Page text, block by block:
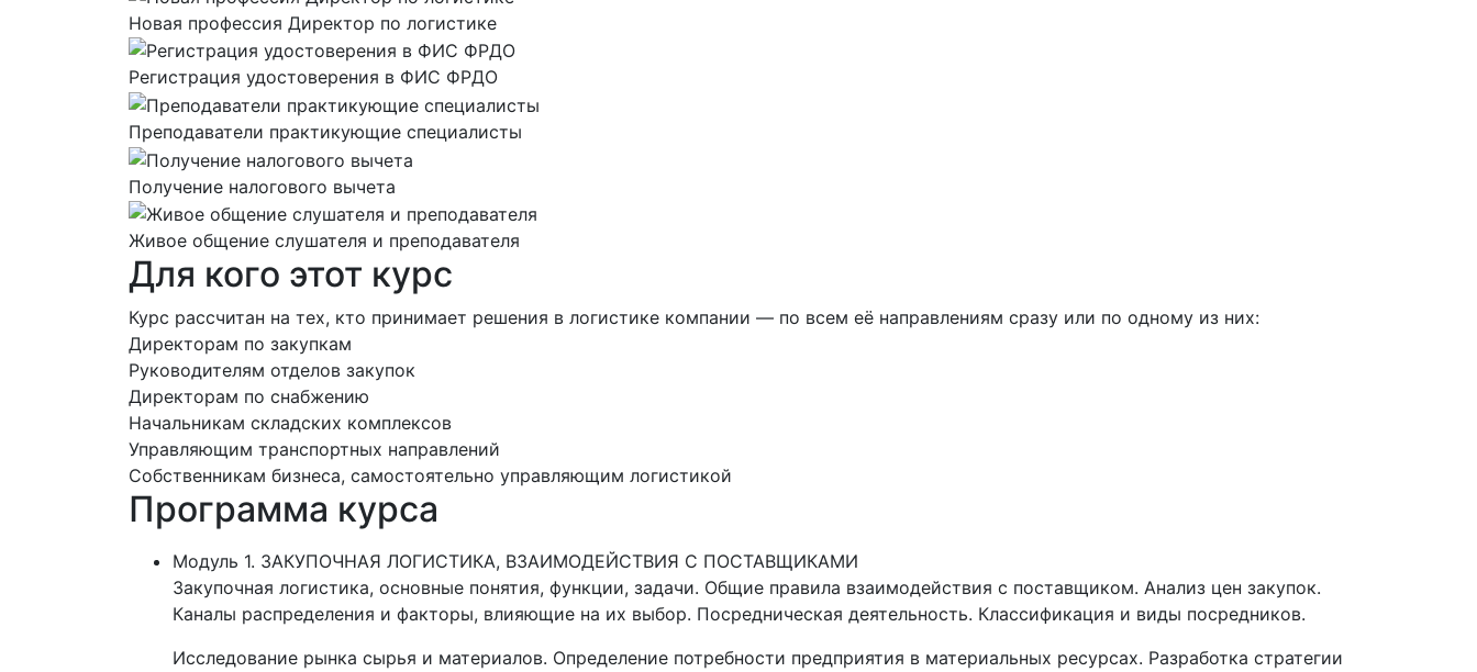
Новая профессия Директор по логистике
Регистрация удостоверения в ФИС ФРДО
Преподаватели практикующие специалисты
Получение налогового вычета
Живое общение слушателя и преподавателя
Для кого этот курс
Курс рассчитан на тех, кто принимает решения в логистике компании — по всем её направлениям сразу или по одному из них:
Директорам по закупкам
Руководителям отделов закупок
Директорам по снабжению
Начальникам складских комплексов
Управляющим транспортных направлений
Собственникам бизнеса, самостоятельно управляющим логистикой
Программа курса
Модуль 1. ЗАКУПОЧНАЯ ЛОГИСТИКА, ВЗАИМОДЕЙСТВИЯ С ПОСТАВЩИКАМИ
Закупочная логистика, основные понятия, функции, задачи. Общие правила взаимодействия с поставщиком. Анализ цен закупок.
Каналы распределения и факторы, влияющие на их выбор. Посредническая деятельность. Классификация и виды посредников.
Исследование рынка сырья и материалов. Определение потребности предприятия в материальных ресурсах. Разработка стратегии